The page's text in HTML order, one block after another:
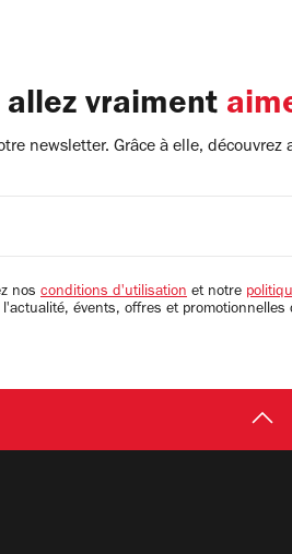
allez vraiment
newsletter. Grâce à elle,
nos conditions d'utilisation et notre
évents, offres et promotionnelles